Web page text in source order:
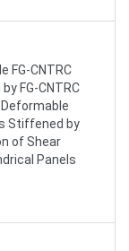
FG-CNTRC
FG-CNTRC
Stiffened by
of Shear
Panels